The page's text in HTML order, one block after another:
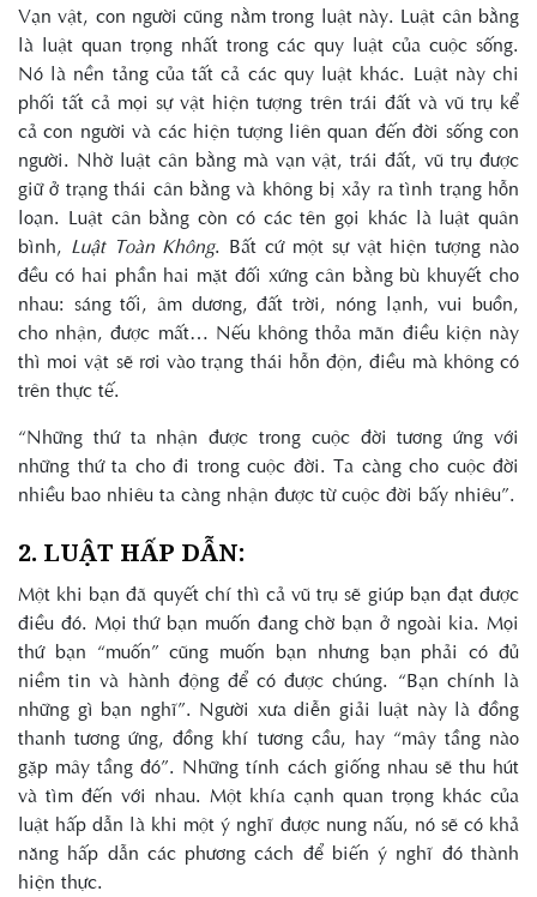
Vạn vật, con người cũng nằm trong luật này. Luật cân bằng
là luật quan trọng nhất trong các quy luật của cuộc sống.
Nó là nền tảng của tất cả các quy luật khác. Luật này chi
phối tất cả mọi sự vật hiện tượng trên trái đất và vũ trụ kể
cả con người và các hiện tượng liên quan đến đời sống con
người. Nhờ luật cân bằng mà vạn vật, trái đất, vũ trụ được
giữ ở trạng thái cân bằng và không bị xảy ra tình trạng hỗn
loạn. Luật cân bằng còn có các tên gọi khác là luật quân
bình, Luật Toàn Không. Bất cứ một sự vật hiện tượng nào
đều có hai phần hai mặt đối xứng cân bằng bù khuyết cho
nhau: sáng tối, âm dương, đất trời, nóng lạnh, vui buồn,
cho nhận, được mất… Nếu không thỏa mãn điều kiện này
thì moi vật sẽ rơi vào trạng thái hỗn độn, điều mà không có
trên thực tế.
“Những thứ ta nhận được trong cuộc đời tương ứng với
những thứ ta cho đi trong cuộc đời. Ta càng cho cuộc đời
nhiều bao nhiêu ta càng nhận được từ cuộc đời bấy nhiêu”.
2. LUẬT HẤP DẪN:
Một khi bạn đã quyết chí thì cả vũ trụ sẽ giúp bạn đạt được
điều đó. Mọi thứ bạn muốn đang chờ bạn ở ngoài kia. Mọi
thứ bạn “muốn” cũng muốn bạn nhưng bạn phải có đủ
niềm tin và hành động để có được chúng. “Bạn chính là
những gì bạn nghĩ”. Người xưa diễn giải luật này là đồng
thanh tương ứng, đồng khí tương cầu, hay “mây tầng nào
gặp mây tầng đó”. Những tính cách giống nhau sẽ thu hút
và tìm đến với nhau. Một khía cạnh quan trọng khác của
luật hấp dẫn là khi một ý nghĩ được nung nấu, nó sẽ có khả
năng hấp dẫn các phương cách để biến ý nghĩ đó thành
hiện thực.